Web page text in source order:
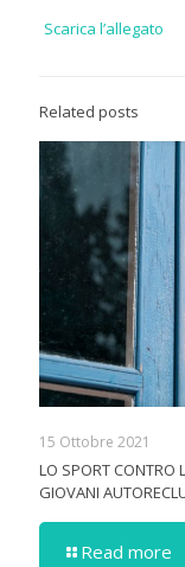
Scarica l’allegato
Related posts
15 Ottobre 2021
LO SPORT CONTRO
GIOVANI
Read more